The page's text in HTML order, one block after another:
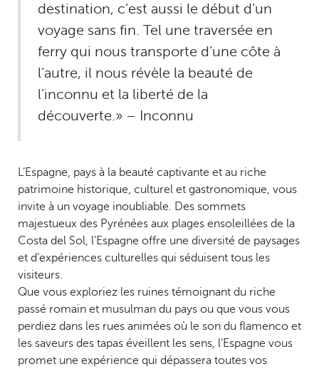
destination, c’est aussi le début d’un
voyage sans fin. Tel une traversée en
ferry qui nous transporte d’une côte à
l’autre, il nous révèle la beauté de
l’inconnu et la liberté de la
découverte.» – Inconnu
L’Espagne, pays à la beauté captivante et au riche
patrimoine historique, culturel et gastronomique, vous
invite à un voyage inoubliable. Des sommets
majestueux des Pyrénées aux plages ensoleillées de la
Costa del Sol, l’Espagne offre une diversité de paysages
et d’expériences culturelles qui séduisent tous les
visiteurs.
Que vous exploriez les ruines témoignant du riche
passé romain et musulman du pays ou que vous vous
perdiez dans les rues animées où le son du flamenco et
les saveurs des tapas éveillent les sens, l’Espagne vous
promet une expérience qui dépassera toutes vos